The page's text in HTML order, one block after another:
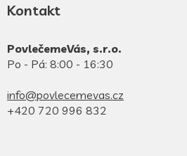
Kontakt
PovlečemeVás, s.r.o.
Po - Pá: 8:00 - 16:30
info@povlecemevas.cz
+420 720 996 832